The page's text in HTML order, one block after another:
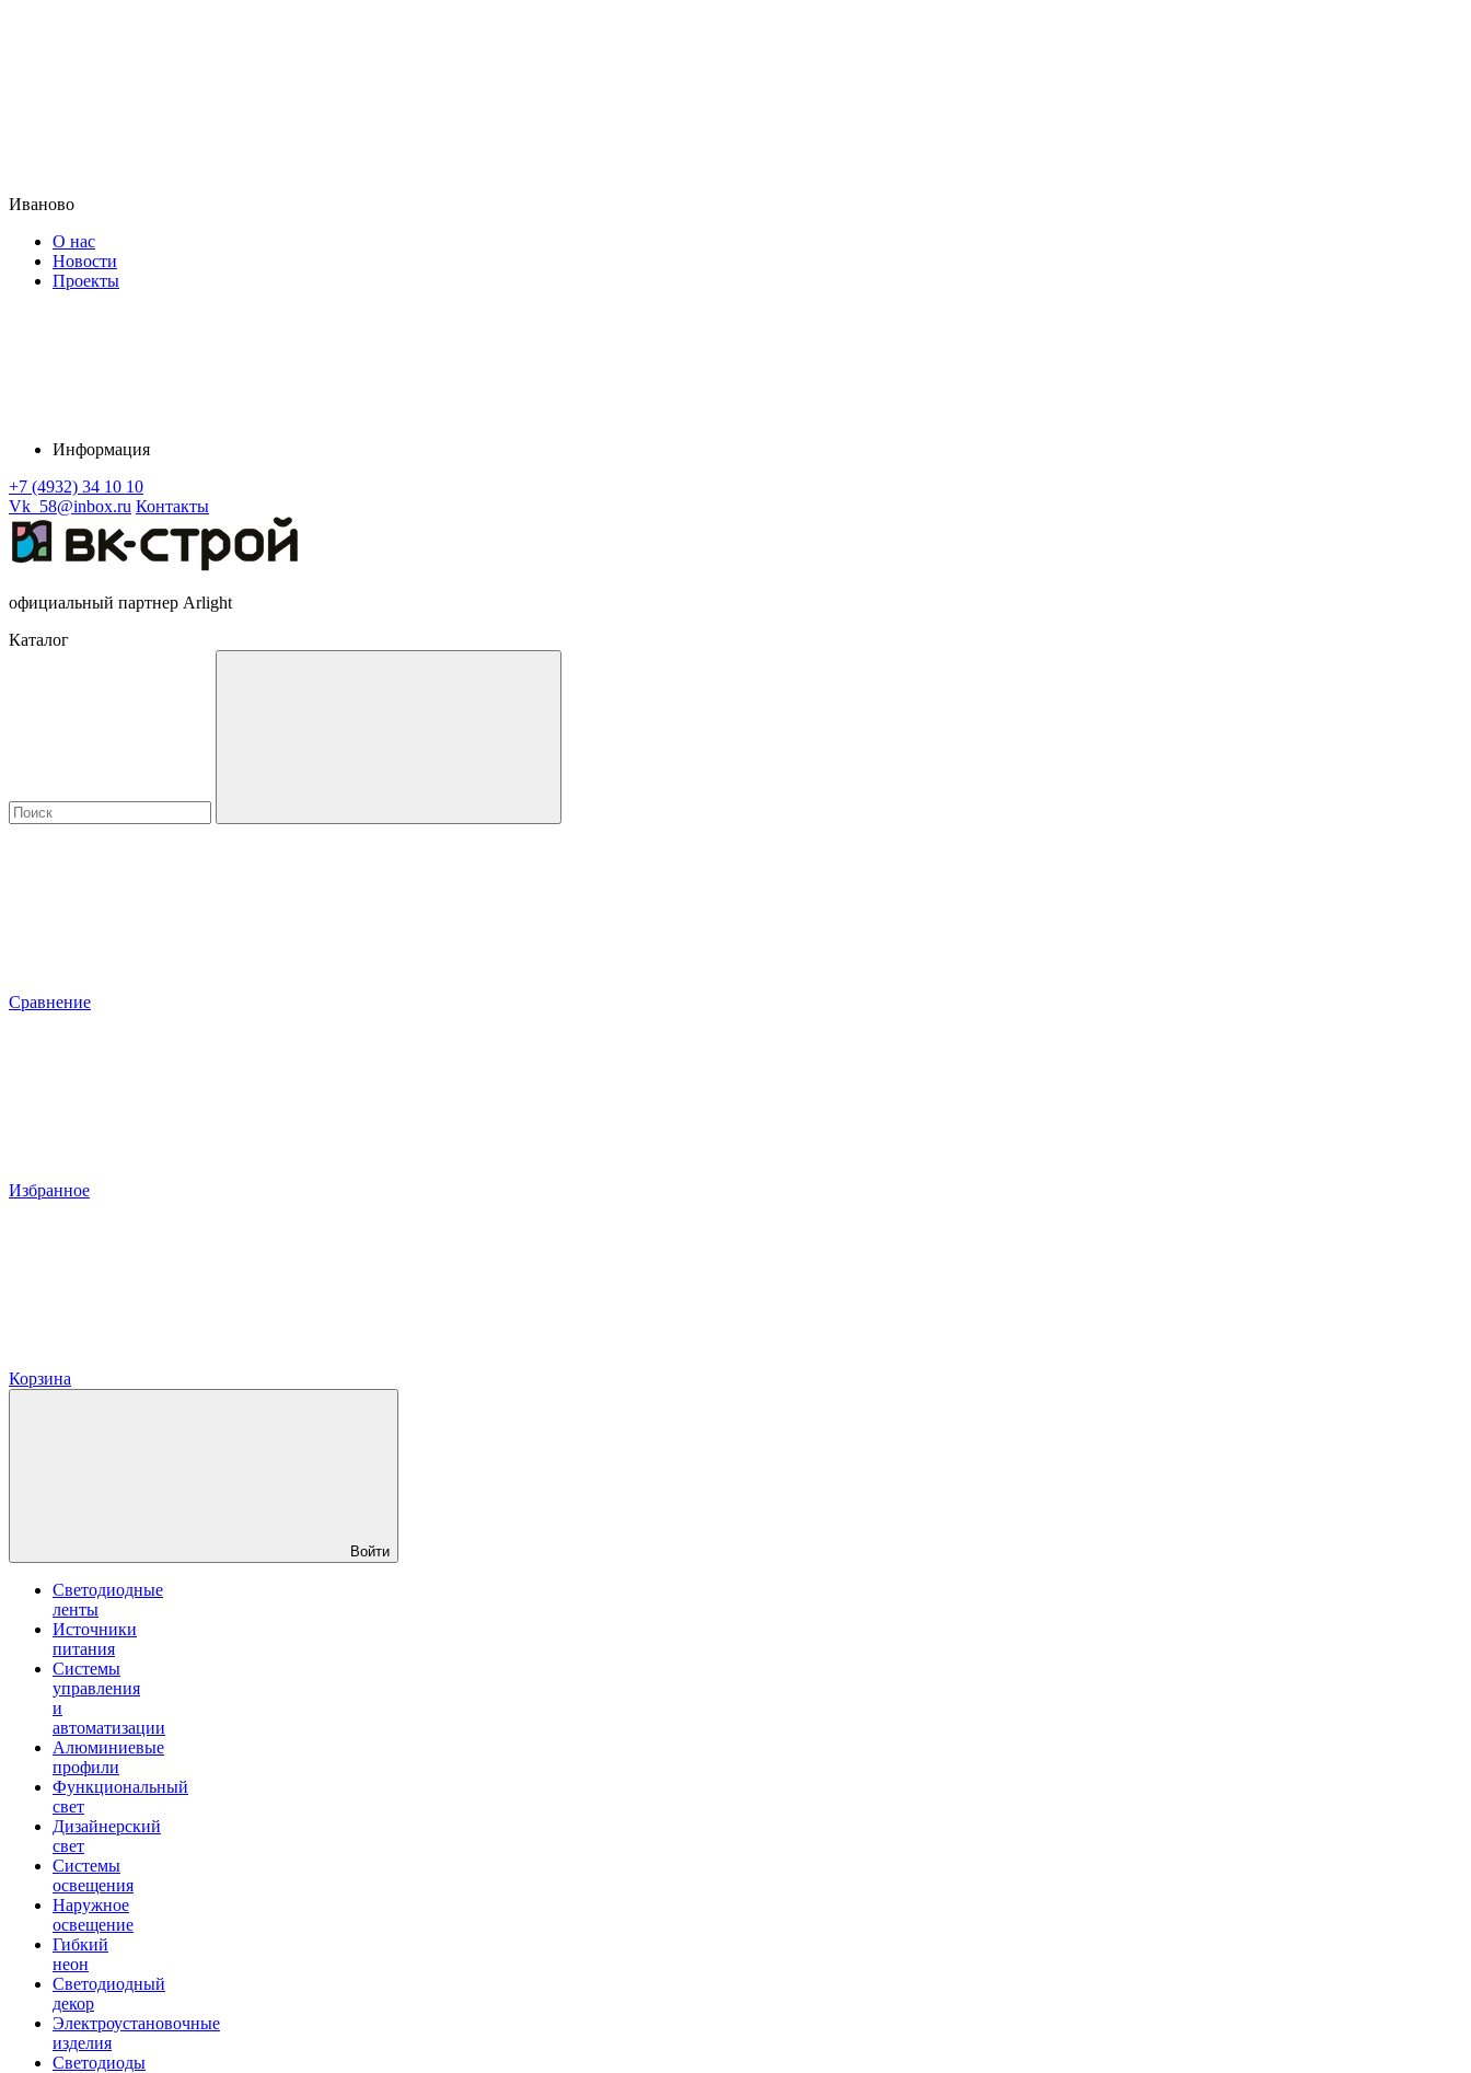
Иваново
О нас
Новости
Проекты
Информация
+7 (4932) 34 10 10
Vk_58@inbox.ru Контакты
официальный партнер Arlight
Каталог
Сравнение
Избранное
Корзина
Войти
Светодиодные
ленты
Источники
питания
Системы
управления
и
автоматизации
Алюминиевые
профили
Функциональный
свет
Дизайнерский
свет
Системы
освещения
Наружное
освещение
Гибкий
неон
Светодиодный
декор
Электроустановочные
изделия
Светодиоды